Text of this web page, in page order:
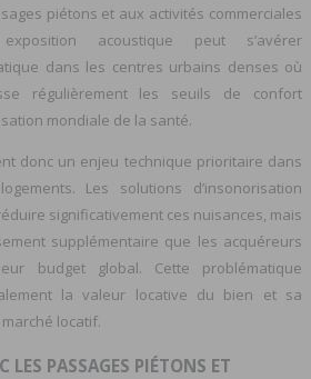
piétons et aux activités commerciales
acoustique peut s’avérer
dans les centres urbains denses où
régulièrement les seuils de confort
mondiale de la santé.
donc un enjeu technique prioritaire dans
Les solutions d’insonorisation
significativement ces nuisances, mais
supplémentaire que les acquéreurs
budget global. Cette problématique
la valeur locative du bien et sa
locatif.
LES PASSAGES PIÉTONS ET